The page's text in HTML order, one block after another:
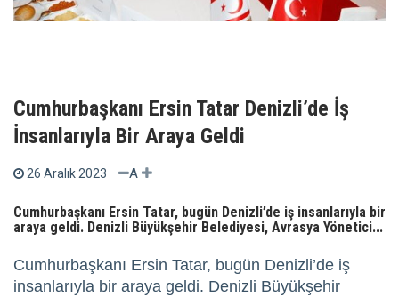
Cumhurbaşkanı Ersin Tatar Denizli’de İş
İnsanlarıyla Bir Araya Geldi
26 Aralık 2023 A
Cumhurbaşkanı Ersin Tatar, bugün Denizli’de iş insanlarıyla bir
araya geldi. Denizli Büyükşehir Belediyesi, Avrasya Yönetici...
Cumhurbaşkanı Ersin Tatar, bugün Denizli’de iş
insanlarıyla bir araya geldi. Denizli Büyükşehir